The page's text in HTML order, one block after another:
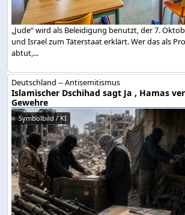
„Jude“ wird als Beleidigung benutzt, der 7.
und Israel zum Täterstaat erklärt. Wer das als
abtut,...
Deutschland -- Antisemitismus
Islamischer Dschihad sagt Ja , Hamas
Gewehre
Symbolbild / KI